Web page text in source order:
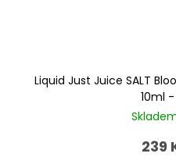
Liquid Just Juice SALT
10ml
239